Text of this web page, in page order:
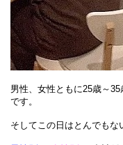
男性、女性ともに25歳～
です。
そしてこの日はとんでもな